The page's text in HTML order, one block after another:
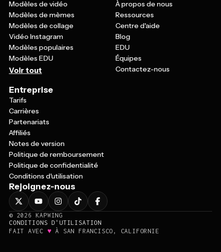
Modèles de vidéo
Modèles de mèmes
Modèles de collage
Vidéo Instagram
Modèles populaires
Modèles EDU
Voir tout
À propos de nous
Ressources
Centre d'aide
Blog
EDU
Équipes
Contactez-nous
Entreprise
Tarifs
Carrières
Partenariats
Affiliés
Notes de version
Politique de remboursement
Politique de confidentialité
Conditions d'utilisation
Rejoignez-nous
© 2026
KAPWING
CONDITIONS D'UTILISATION
FAIT AVEC ♥ À SAN FRANCISCO, CALIFORNIE